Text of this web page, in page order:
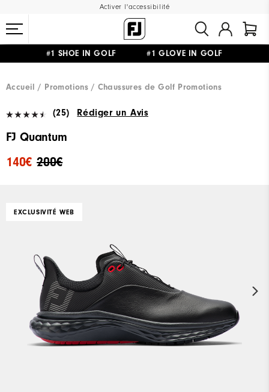
Activer l'accessibilité
#1 SHOE IN GOLF #1 GLOVE IN GOLF
Accueil
Promotions Chaussures de Golf Promotions
(25) Rédiger un Avis
FJ Quantum
200€
140€
EXCLUSIVITÉ WEB